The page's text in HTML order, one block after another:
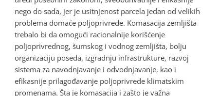
nego do sada, jer je usitnjenost parcela jedan od velikih
problema domaće poljoprivrede. Komasacija zemljišta
trebalo bi da omogući racionalnije korišćenje
poljoprivrednog, šumskog i vodnog zemljišta, bolju
organizaciju poseda, izgradnju infrastrukture, razvoj
sistema za navodnjavanje i odvodnjavanje, kao i
efikasnije prilagođavanje poljoprivrede klimatskim
promenama. Šta je komasacija i zašto je važna